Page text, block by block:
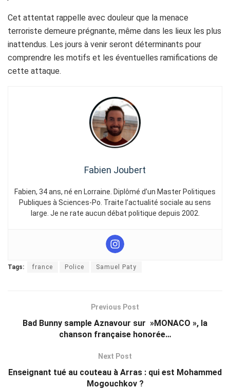
Cet attentat rappelle avec douleur que la menace
terroriste demeure prégnante, même dans les lieux les plus
inattendus. Les jours à venir seront déterminants pour
comprendre les motifs et les éventuelles ramifications de
cette attaque.
Fabien Joubert
Fabien, 34 ans, né en Lorraine. Diplômé d’un Master Politiques
Publiques à Sciences-Po. Traite l’actualité sociale au sens
large. Je ne rate aucun débat politique depuis 2002.
Tags: france Police Samuel Paty
Previous Post
Bad Bunny sample Aznavour sur »MONACO », la
chanson française honorée…
Next Post
Enseignant tué au couteau à Arras : qui est Mohammed
Mogouchkov ?